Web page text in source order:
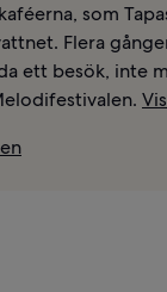
som
Flera
ett besök, inte